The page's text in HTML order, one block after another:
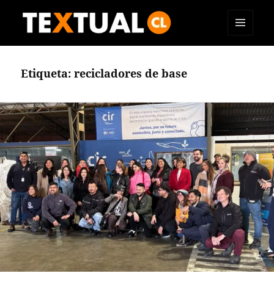
Etiqueta:recicladores de base